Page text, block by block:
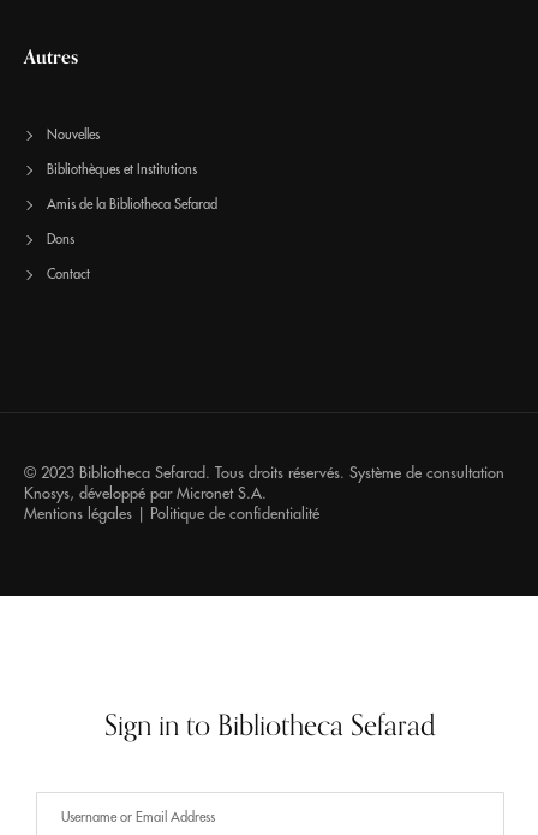
Autres
Nouvelles
Bibliothèques et Institutions
Amis de la Bibliotheca Sefarad
Dons
Contact
© 2023 Bibliotheca Sefarad. Tous droits réservés. Système de consultation
Knosys, développé par Micronet S.A.
Mentions légales
Politique de confidentialité
Sign in to Bibliotheca Sefarad